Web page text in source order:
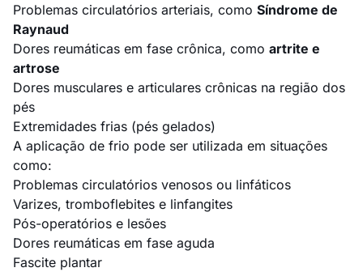
Problemas circulatórios arteriais, como Síndrome de
Raynaud
Dores reumáticas em fase crônica, como artrite e
artrose
Dores musculares e articulares crônicas na região dos
pés
Extremidades frias (pés gelados)
A aplicação de frio pode ser utilizada em situações
como:
Problemas circulatórios venosos ou linfáticos
Varizes, tromboflebites e linfangites
Pós-operatórios e lesões
Dores reumáticas em fase aguda
Fascite plantar